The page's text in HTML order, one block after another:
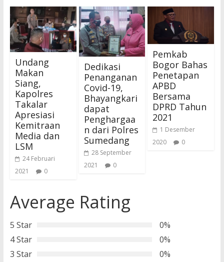
Undang
Makan
Siang,
Kapolres
Takalar
Apresiasi
Kemitraan
Media dan
LSM
24 Februari
2021
0
Dedikasi
Penanganan
Covid-19,
Bhayangkari
dapat
Penghargaa
n dari Polres
Sumedang
28 September
2021
0
Pemkab
Bogor Bahas
Penetapan
APBD
Bersama
DPRD Tahun
2021
1 Desember
2020
0
Average Rating
5 Star
0%
4 Star
0%
3 Star
0%